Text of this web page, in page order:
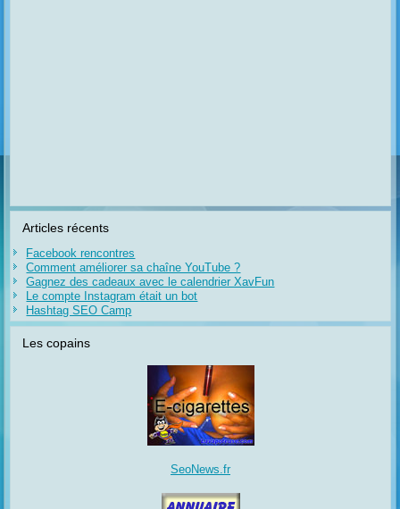
Articles récents
Facebook rencontres
Comment améliorer sa chaîne YouTube ?
Gagnez des cadeaux avec le calendrier XavFun
Le compte Instagram était un bot
Hashtag SEO Camp
Les copains
SeoNews.fr